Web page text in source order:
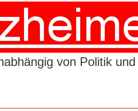
von Politik